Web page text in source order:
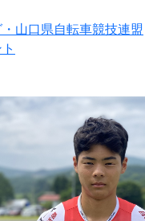
山口県自転車競技連盟